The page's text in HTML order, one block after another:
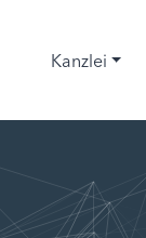
Kanzlei